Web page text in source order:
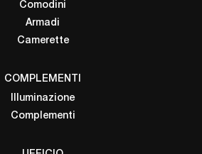
Comodini
Armadi
Camerette
COMPLEMENTI
Illuminazione
Complementi